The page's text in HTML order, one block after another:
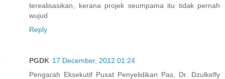
terealisasikan, kerana projek seumpama itu tidak pernah
wujud
Reply
PGDK 17 December, 2012 01:24
Pengarah Eksekutif Pusat Penyelidikan Pas, Dr. Dzulkefly